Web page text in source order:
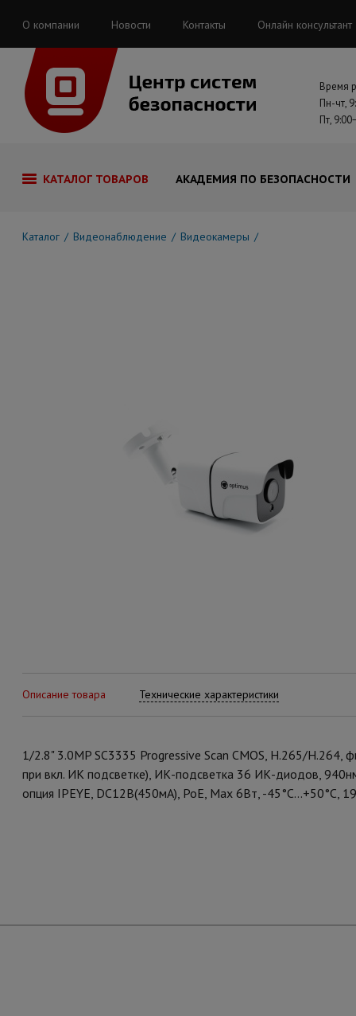
О компании Новости Контакты Онлайн консультант
Время
Пн-чт,
Пт,
КАТАЛОГ ТОВАРОВ АКАДЕМИЯ ПО БЕЗОПАСНОСТИ
Каталог Видеонаблюдение Видеокамеры
Описание товара Технические характеристики
1/2.8" 3.0MP SC3335 Progressive Scan CMOS, H.265/H.264,
при вкл. ИК подсветке), ИК-подсветка 36 ИК-диодов,
опция IPEYE, DC12В(450мА), PoE, Мах 6Вт, -45°С...+50°С,